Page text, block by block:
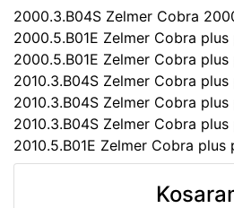
2000.3.B04S Zelmer Cobra
2000.5.B01E Zelmer Cobra
2000.5.B01E Zelmer Cobra
2010.3.B04S Zelmer Cobra
2010.3.B04S Zelmer Cobra
2010.3.B04S Zelmer Cobra
2010.5.B01E Zelmer Cobra plus